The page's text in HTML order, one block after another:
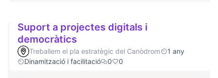
Suport a projectes digitals i
democràtics
Treballem el pla estratègic del Canòdrom
1 any
Dinamització i facilitació
0 0